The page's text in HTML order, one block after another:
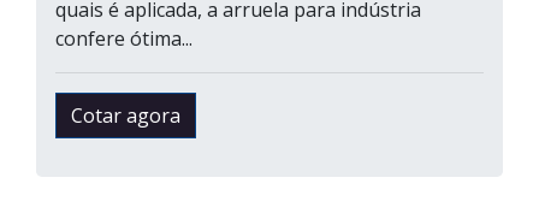
quais é aplicada, a arruela para indústria
confere ótima...
Cotar agora